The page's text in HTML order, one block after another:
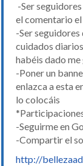
-Ser
el comentario
-Ser
cuidados
habéis dado me
-Poner un
enlazca a esta
lo colocáis
-Seguirme en
-Compartir el
http://